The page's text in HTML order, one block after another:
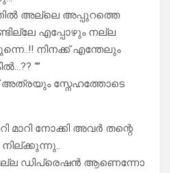
അല്ലെ അപ്പുറത്തെ
എപ്പോഴും നല്ല
നിനക്ക് എന്തേലും
“”
സ്നേഹത്തോടെ
മാറി നോക്കി അവർ തന്റെ
വല്ല ഡിപ്രെഷൻ ആണെന്നോ